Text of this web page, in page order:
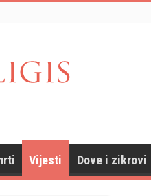
Vijesti Dove i zikrovi